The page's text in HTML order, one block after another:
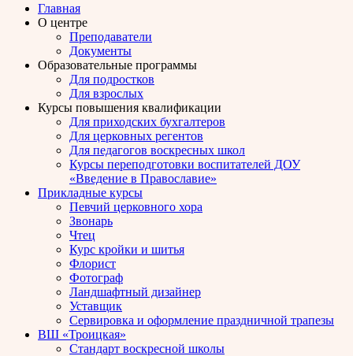
Главная
О центре
Преподаватели
Документы
Образовательные программы
Для подростков
Для взрослых
Курсы повышения квалификации
Для приходских бухгалтеров
Для церковных регентов
Для педагогов воскресных школ
Курсы переподготовки воспитателей ДОУ
«Введение в Православие»
Прикладные курсы
Певчий церковного хора
Звонарь
Чтец
Курс кройки и шитья
Флорист
Фотограф
Ландшафтный дизайнер
Уставщик
Сервировка и оформление праздничной трапезы
ВШ «Троицкая»
Стандарт воскресной школы